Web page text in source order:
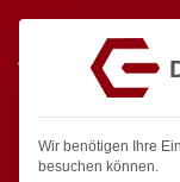
Wir benötigen Ihre
besuchen können.